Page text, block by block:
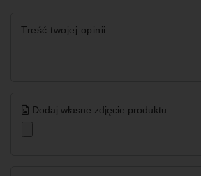
Treść twojej opinii
Dodaj własne zdjęcie produktu: